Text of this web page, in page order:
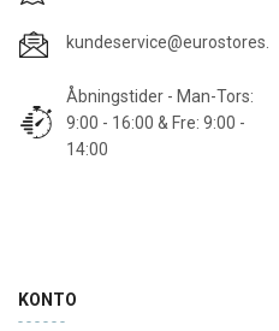
kundeservice@eurostores.dk
Åbningstider - Man-Tors:
9:00 - 16:00 & Fre: 9:00 -
14:00
KONTO